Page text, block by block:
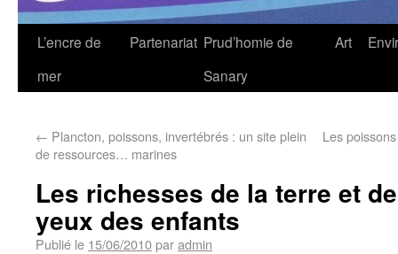
L’encre de
mer
Partenariat Prud’homie de
Sanary
Art
← Plancton, poissons, invertébrés : un site plein
de ressources… marines
Les
Les richesses de la terre et
yeux des enfants
Publié le 15/06/2010paradmin